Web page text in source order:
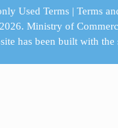
Used Terms| Terms
Ministry of
has been built with